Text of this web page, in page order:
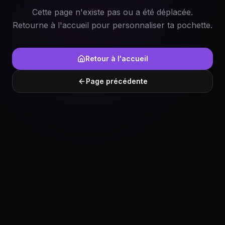
Cette page n'existe pas ou a été déplacée.
Retourne à l'accueil pour personnaliser ta pochette.
Retour à l'accueil
Page précédente